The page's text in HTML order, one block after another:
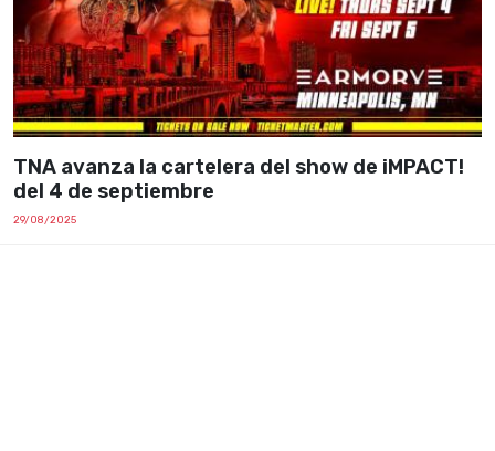
TNA avanza la cartelera del show de iMPACT!
del 4 de septiembre
29/08/2025